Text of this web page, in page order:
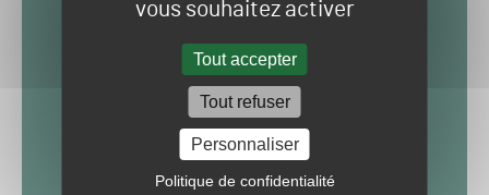
vous souhaitez activer
Tout accepter
Tout refuser
Personnaliser
Politique de confidentialité